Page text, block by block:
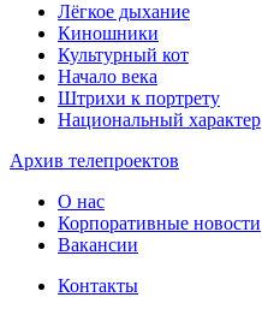
Лёгкое дыхание
Киношники
Культурный кот
Начало века
Штрихи к портрету
Национальный характер
Архив телепроектов
О нас
Корпоративные новости
Вакансии
Контакты